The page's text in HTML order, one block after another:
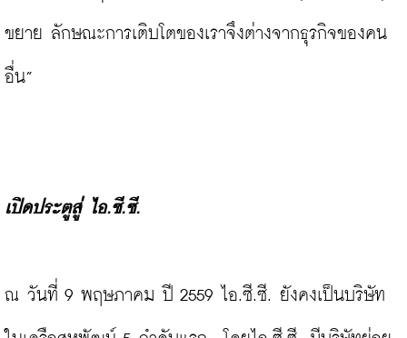
ขยาย ลักษณะการเติบโตของเราจึงต่างจากธุรกิจของคน
อื่น”
เปิดประตูสู่ ไอ.ซี.ซี.
ณ วันที่ 9 พฤษภาคม ปี 2559 ไอ.ซี.ซี. ยังคงเป็นบริษัท